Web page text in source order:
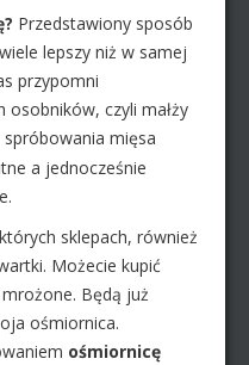
Przedstawiony sposób
lepszy niż w samej
przypomni
czyli małży
mięsa
a jednocześnie
sklepach, również
Możecie kupić
Będą już
ośmiornica.
ośmiornicę